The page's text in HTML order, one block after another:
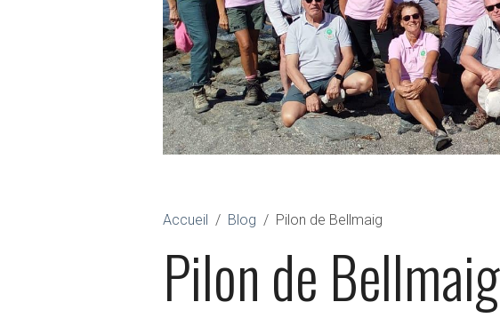
Accueil Blog Pilon de Bellmaig
Pilon de Bellmaig